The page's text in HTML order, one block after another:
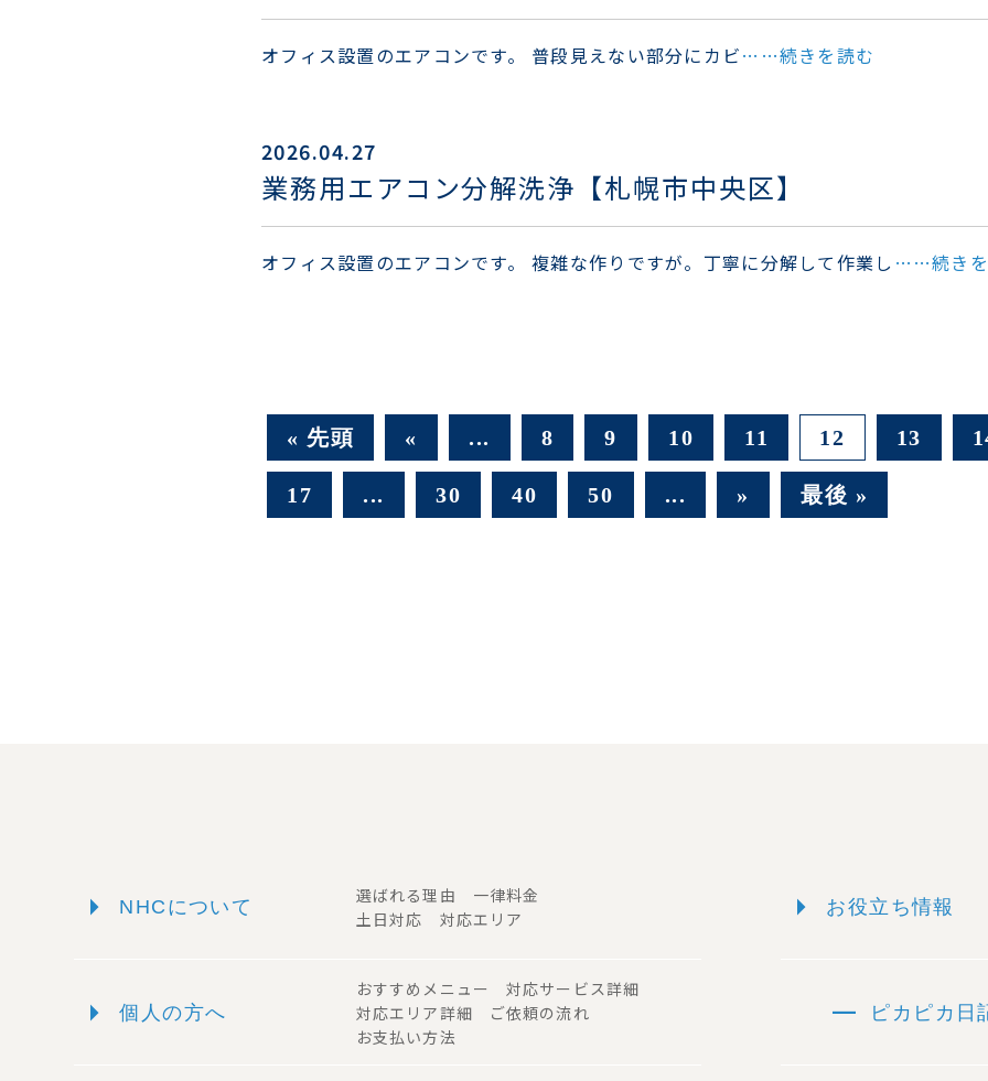
オフィス設置のエアコンです。 普段見えない部分にカビ……続きを読む
2026.04.27
業務用エアコン分解洗浄【札幌市中央区】
オフィス設置のエアコンです。 複雑な作りですが。丁寧に分解して作業し ……続きを
« 先頭 « ... 8 9 10 11 12 13
17 ... 30 40 50 ... » 最後 »
arrow_right NHCについて
選ばれる理由 一律料金
土日対応 対応エリア
arrow_right 個人の方へ
おすすめメニュー 対応サービス詳細
対応エリア詳細 ご依頼の流れ
お支払い方法
arrow_right お役立ち情報
remove ピカピカ日